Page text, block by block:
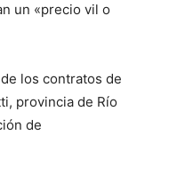
un «precio vil o
los contratos de
provincia de Río
de